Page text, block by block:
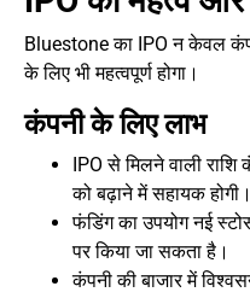
Bluestone का IPO न केवल
के लिए भी महत्वपूर्ण होगा।
कंपनी के लिए लाभ
IPO से मिलने वाली
को बढ़ाने में सहायक होगी।
फंडिंग का उपयोग नई
पर किया जा सकता है।
कंपनी की बाजार में